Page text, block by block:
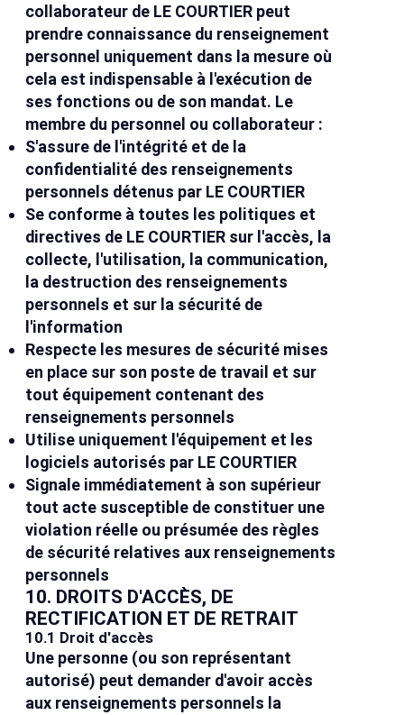
collaborateur de LE COURTIER peut
prendre connaissance du renseignement
personnel uniquement dans la mesure où
cela est indispensable à l'exécution de
ses fonctions ou de son mandat. Le
membre du personnel ou collaborateur :
S'assure de l'intégrité et de la
confidentialité des renseignements
personnels détenus par LE COURTIER
Se conforme à toutes les politiques et
directives de LE COURTIER sur l'accès, la
collecte, l'utilisation, la communication,
la destruction des renseignements
personnels et sur la sécurité de
l'information
Respecte les mesures de sécurité mises
en place sur son poste de travail et sur
tout équipement contenant des
renseignements personnels
Utilise uniquement l'équipement et les
logiciels autorisés par LE COURTIER
Signale immédiatement à son supérieur
tout acte susceptible de constituer une
violation réelle ou présumée des règles
de sécurité relatives aux renseignements
personnels
10. DROITS D'ACCÈS, DE
RECTIFICATION ET DE RETRAIT
10.1 Droit d'accès
Une personne (ou son représentant
autorisé) peut demander d'avoir accès
aux renseignements personnels la